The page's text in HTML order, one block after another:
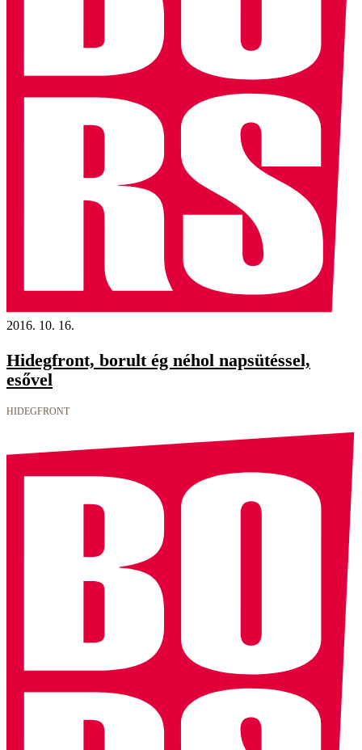
2016. 10. 16.
Hidegfront, borult ég néhol napsütéssel,
esővel
HIDEGFRONT